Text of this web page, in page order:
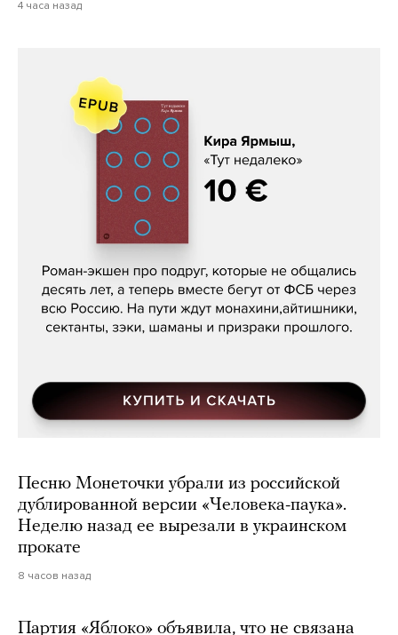
4 часа назад
Кира Ярмыш, «Тут недалеко»
Песню Монеточки убрали из российской
дублированной версии «Человека-паука».
Неделю назад ее вырезали в украинском
прокате
8 часов назад
Партия «Яблоко» объявила, что не связана